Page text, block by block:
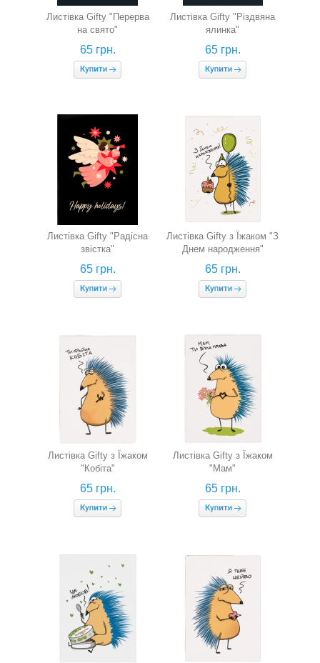
Листівка Gifty "Перерва
на свято"
65 грн.
Листівка Gifty "Різдвяна
ялинка"
65 грн.
Листівка Gifty "Радісна
звістка"
65 грн.
Листівка Gifty з Їжаком "З
Днем народження"
65 грн.
Листівка Gifty з Їжаком
"Кобіта"
65 грн.
Листівка Gifty з Їжаком
"Мам"
65 грн.